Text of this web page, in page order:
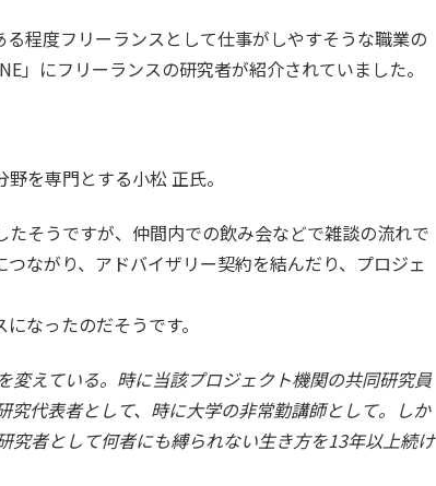
程度フリーランスとして仕事がしやすそうな職業の
」にフリーランスの研究者が紹介されていました。
を専門とする小松 正氏。
そうですが、仲間内での飲み会などで雑談の流れで
ながり、アドバイザリー契約を結んだり、プロジェ
なったのだそうです。
変えている。時に当該プロジェクト機関の共同研究員
究代表者として、時に大学の非常勤講師として。しか
究者として何者にも縛られない生き方を13年以上続け